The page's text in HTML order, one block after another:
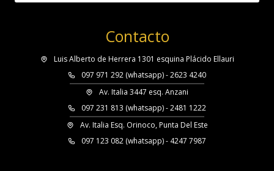
Contacto
Luis Alberto de Herrera 1301 esquina Plácido Ellauri
097 971 292 (whatsapp) - 2623 4240
Av. Italia 3447 esq. Anzani
097 231 813 (whatsapp) - 2481 1222
Av. Italia Esq. Orinoco, Punta Del Este
097 123 082 (whatsapp) - 4247 7987